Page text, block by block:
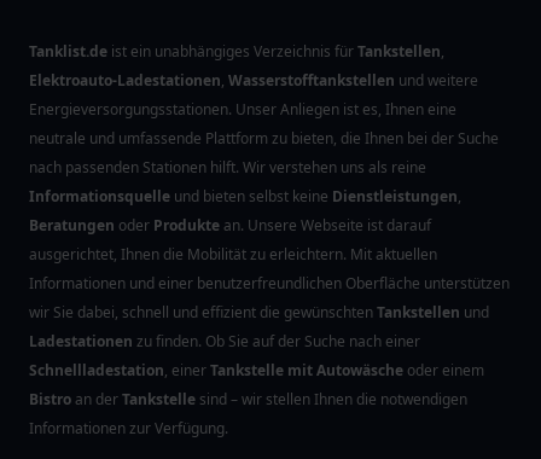
Tanklist.de ist ein unabhängiges Verzeichnis fürTankstellen,
Elektroauto-Ladestationen, Wasserstofftankstellen und weitere
Energieversorgungsstationen. Unser Anliegen ist es, Ihnen eine
neutrale und umfassende Plattform zu bieten, die Ihnen bei der Suche
nach passenden Stationen hilft. Wir verstehen uns als reine
Informationsquelle und bieten selbst keine Dienstleistungen,
Beratungen oder Produkte an. Unsere Webseite ist darauf
ausgerichtet, Ihnen die Mobilität zu erleichtern. Mit aktuellen
Informationen und einer benutzerfreundlichen Oberfläche unterstützen
wir Sie dabei, schnell und effizient die gewünschtenTankstellen und
Ladestationen zu finden. Ob Sie auf der Suche nach einer
Schnellladestation, einerTankstelle mit Autowäsche oder einem
Bistro an derTankstelle sind – wir stellen Ihnen die notwendigen
Informationen zur Verfügung.